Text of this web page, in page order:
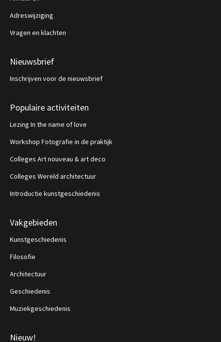
Adreswijziging
Vragen en klachten
Nieuwsbrief
Inschrijven voor de nieuwsbrief
Populaire activiteiten
Lezing In the name of love
Workshop Fotografie in de praktijk
Colleges Art nouveau & art deco
Colleges Wereld architectuur
Introductie kunstgeschiedenis
Vakgebieden
Kunstgeschiedenis
Filosofie
Architectuur
Geschiedenis
Muziekgeschiedenis
Nieuw!